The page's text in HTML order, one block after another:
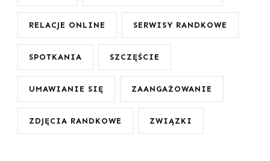
RELACJE ONLINE SERWISY RANDKOWE
SPOTKANIA SZCZĘŚCIE
UMAWIANIE SIĘ ZAANGAŻOWANIE
ZDJĘCIA RANDKOWE ZWIĄZKI